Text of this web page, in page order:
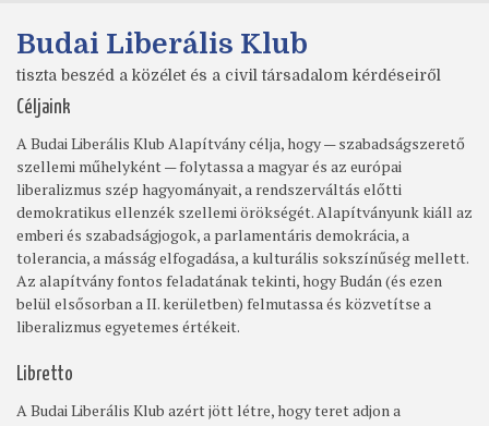
Budai Liberális Klub
tiszta beszéd a közélet és a civil társadalom kérdéseiről
Céljaink
A Budai Liberális Klub Alapítvány célja, hogy — szabadságszerető
szellemi műhelyként — folytassa a magyar és az európai
liberalizmus szép hagyományait, a rendszerváltás előtti
demokratikus ellenzék szellemi örökségét. Alapítványunk kiáll az
emberi és szabadságjogok, a parlamentáris demokrácia, a
tolerancia, a másság elfogadása, a kulturális sokszínűség mellett.
Az alapítvány fontos feladatának tekinti, hogy Budán (és ezen
belül elsősorban a II. kerületben) felmutassa és közvetítse a
liberalizmus egyetemes értékeit.
Libretto
A Budai Liberális Klub azért jött létre, hogy teret adjon a